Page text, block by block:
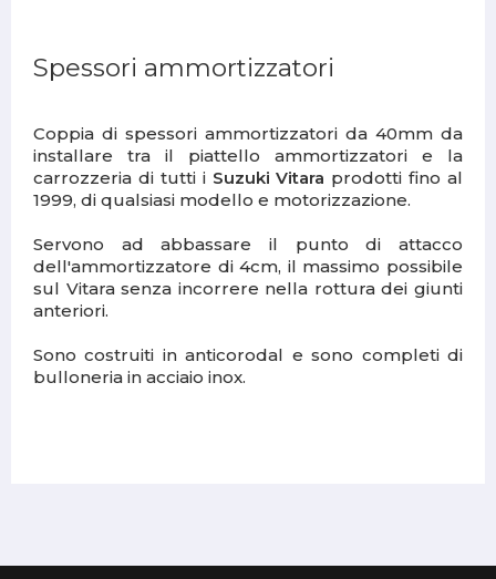
Spessori ammortizzatori
Coppia di spessori ammortizzatori da 40mm da
installare tra il piattello ammortizzatori e la
carrozzeria di tutti i Suzuki Vitara prodotti fino al
1999, di qualsiasi modello e motorizzazione.
Servono ad abbassare il punto di attacco
dell'ammortizzatore di 4cm, il massimo possibile
sul Vitara senza incorrere nella rottura dei giunti
anteriori.
Sono costruiti in anticorodal e sono completi di
bulloneria in acciaio inox.